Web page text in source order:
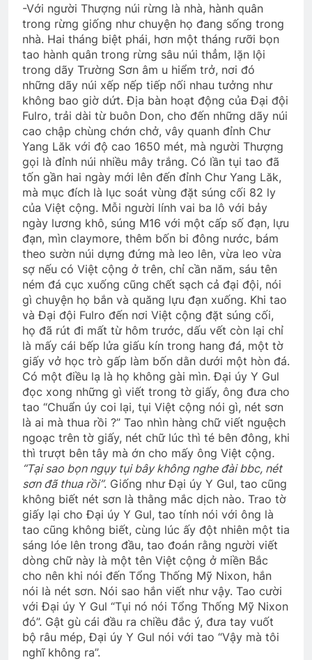
-Với người Thượng núi rừng là nhà, hành quân
trong rừng giống như chuyện họ đang sống trong
nhà. Hai tháng biệt phái, hơn một tháng rưỡi bọn
tao hành quân trong rừng sâu núi thẳm, lặn lội
trong dãy Trường Sơn âm u hiểm trở, nơi đó
những dãy núi xếp nếp tiếp nối nhau tưởng như
không bao giờ dứt. Địa bàn hoạt động của Đại đội
Fulro, trải dài từ buôn Don, cho đến những dãy núi
cao chập chùng chớn chở, vây quanh đỉnh Chư
Yang Lăk với độ cao 1650 mét, mà người Thượng
gọi là đỉnh núi nhiều mây trắng. Có lần tụi tao đã
tốn gần hai ngày mới lên đến đỉnh Chư Yang Lăk,
mà mục đích là lục soát vùng đặt súng cối 82 ly
của Việt cộng. Mỗi người lính vai ba lô với bảy
ngày lương khô, súng M16 với một cấp số đạn, lựu
đạn, mìn claymore, thêm bốn bi đông nước, bám
theo sườn núi dựng đứng mà leo lên, vừa leo vừa
sợ nếu có Việt cộng ở trên, chỉ cần năm, sáu tên
ném đá cục xuống cũng chết sạch cả đại đội, nói
gì chuyện họ bắn và quăng lựu đạn xuống. Khi tao
và Đại đội Fulro đến nơi Việt cộng đặt súng cối,
họ đã rút đi mất từ hôm trước, dấu vết còn lại chỉ
là mấy cái bếp lửa giấu kín trong hang đá, một tờ
giấy vở học trò gấp làm bốn dằn dưới một hòn đá.
Có một điều lạ là họ không gài mìn. Đại úy Y Gul
đọc xong những gì viết trong tờ giấy, ông đưa cho
tao “Chuẩn úy coi lại, tụi Việt cộng nói gì, nét sơn
là ai mà thua rồi ?” Tao nhìn hàng chữ viết nguệch
ngoạc trên tờ giấy, nét chữ lúc thì té bên đông, khi
thì trượt bên tây mà ớn cho mấy ông Việt cộng.
“Tại sao bọn ngụy tụi bây không nghe đài bbc, nét
sơn đã thua rồi”. Giống như Đại úy Y Gul, tao cũng
không biết nét sơn là thằng mắc dịch nào. Trao tờ
giấy lại cho Đại úy Y Gul, tao tính nói với ông là
tao cũng không biết, cùng lúc ấy đột nhiên một tia
sáng lóe lên trong đầu, tao đoán rằng người viết
dòng chữ này là một tên Việt cộng ở miền Bắc
cho nên khi nói đến Tổng Thống Mỹ Nixon, hắn
nói là nét sơn. Nói sao hắn viết như vậy. Tao cười
với Đại úy Y Gul “Tụi nó nói Tổng Thống Mỹ Nixon
đó”. Gật gù cái đầu ra chiều đắc ý, đưa tay vuốt
bộ râu mép, Đại úy Y Gul nói với tao “Vậy mà tôi
nghĩ không ra”.